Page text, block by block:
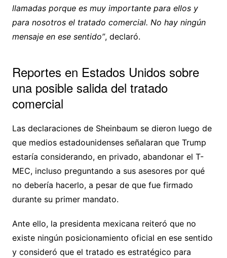
llamadas porque es muy importante para ellos y
para nosotros el tratado comercial. No hay ningún
mensaje en ese sentido”, declaró.
Reportes en Estados Unidos sobre
una posible salida del tratado
comercial
Las declaraciones de Sheinbaum se dieron luego de
que medios estadounidenses señalaran que Trump
estaría considerando, en privado, abandonar el T-
MEC, incluso preguntando a sus asesores por qué
no debería hacerlo, a pesar de que fue firmado
durante su primer mandato.
Ante ello, la presidenta mexicana reiteró que no
existe ningún posicionamiento oficial en ese sentido
y consideró que el tratado es estratégico para